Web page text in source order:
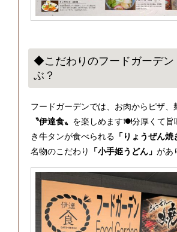
◆こだわりのフードガーデン
ぶ？
フードガーデンでは、お肉からピザ、
〝伊達食〟 を楽しめます🍽分厚くて旨
き牛タンが食べられる 「りょうぜん焼
名物のこだわり
「小手姫うどん」 があ